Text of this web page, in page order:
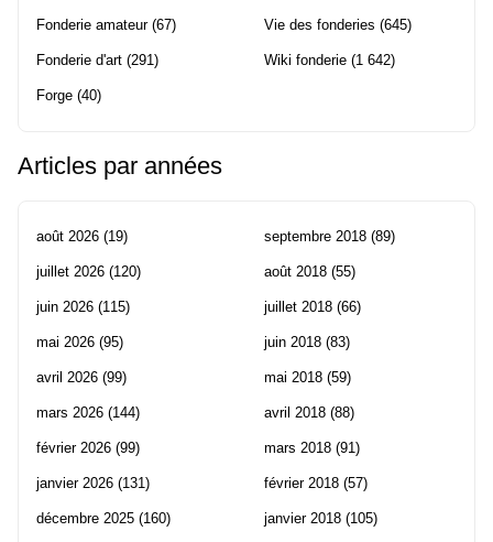
Fonderie amateur(67)
Fonderie d'art (291)
Forge (40)
Vie des fonderies (645)
Wiki fonderie (1 642)
Articles par années
août 2026 (19)
juillet 2026 (120)
juin 2026 (115)
mai 2026 (95)
avril 2026 (99)
mars 2026 (144)
février 2026 (99)
janvier 2026 (131)
décembre 2025 (160)
septembre 2018 (89)
août 2018 (55)
juillet 2018 (66)
juin 2018 (83)
mai 2018 (59)
avril 2018 (88)
mars 2018 (91)
février 2018 (57)
janvier 2018 (105)